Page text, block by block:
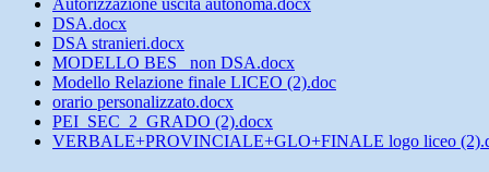
Autorizzazione uscita autonoma.docx
DSA.docx
DSA stranieri.docx
MODELLO BES _non DSA.docx
Modello Relazione finale LICEO (2).doc
orario personalizzato.docx
PEI_SEC_2_GRADO (2).docx
VERBALE+PROVINCIALE+GLO+FINALE logo liceo